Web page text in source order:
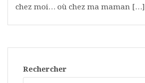
chez moi… où chez ma maman […]
Rechercher